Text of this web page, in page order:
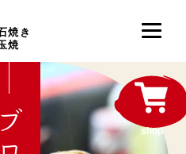
焼き
焼
shop